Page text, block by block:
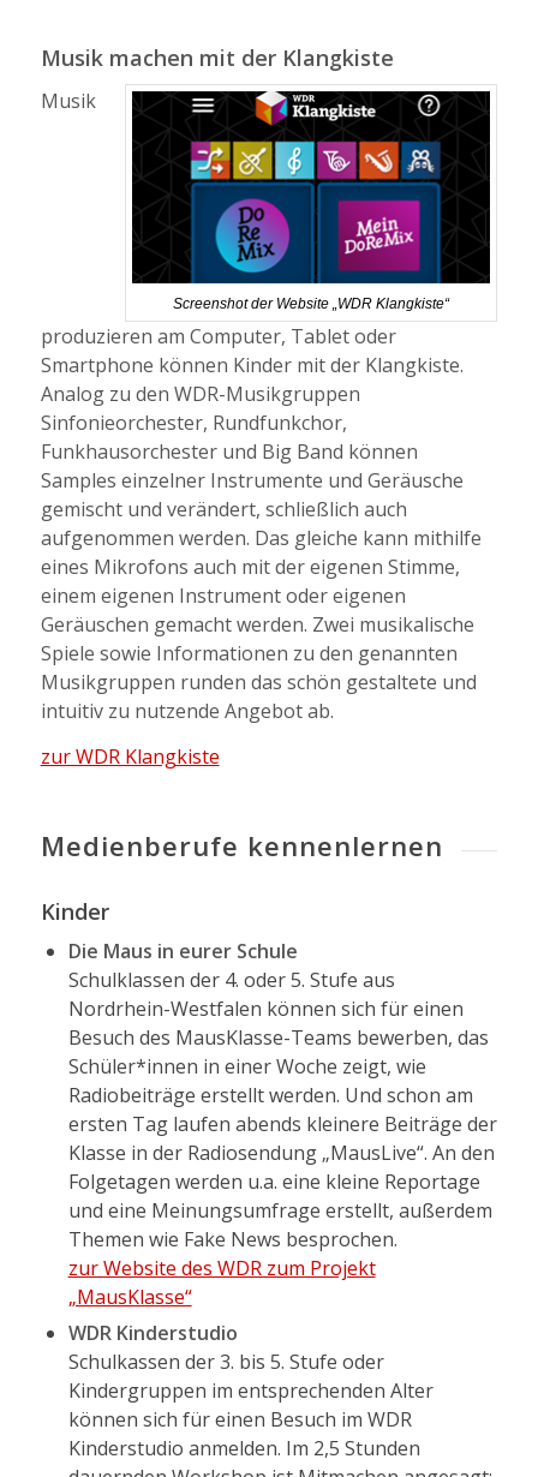
Musik machen mit der Klangkiste
Screenshot der Website „WDR Klangkiste“
Musik
produzieren am Computer, Tablet oder
Smartphone können Kinder mit der Klangkiste.
Analog zu den WDR-Musikgruppen
Sinfonieorchester, Rundfunkchor,
Funkhausorchester und Big Band können
Samples einzelner Instrumente und Geräusche
gemischt und verändert, schließlich auch
aufgenommen werden. Das gleiche kann mithilfe
eines Mikrofons auch mit der eigenen Stimme,
einem eigenen Instrument oder eigenen
Geräuschen gemacht werden. Zwei musikalische
Spiele sowie Informationen zu den genannten
Musikgruppen runden das schön gestaltete und
intuitiv zu nutzende Angebot ab.
zur WDR Klangkiste
Medienberufe kennenlernen
Kinder
Die Maus in eurer Schule
Schulklassen der 4. oder 5. Stufe aus
Nordrhein-Westfalen können sich für einen
Besuch des MausKlasse-Teams bewerben, das
Schüler*innen in einer Woche zeigt, wie
Radiobeiträge erstellt werden. Und schon am
ersten Tag laufen abends kleinere Beiträge der
Klasse in der Radiosendung „MausLive“. An den
Folgetagen werden u.a. eine kleine Reportage
und eine Meinungsumfrage erstellt, außerdem
Themen wie Fake News besprochen.
zur Website des WDR zum Projekt
„MausKlasse“
WDR Kinderstudio
Schulkassen der 3. bis 5. Stufe oder
Kindergruppen im entsprechenden Alter
können sich für einen Besuch im WDR
Kinderstudio anmelden. Im 2,5 Stunden